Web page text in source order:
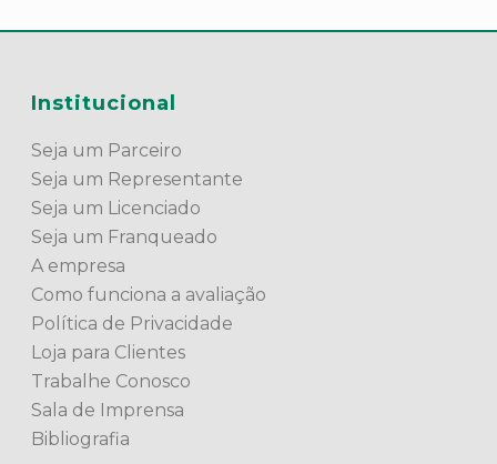
Institucional
Seja um Parceiro
Seja um Representante
Seja um Licenciado
Seja um Franqueado
A empresa
Como funciona a avaliação
Política de Privacidade
Loja para Clientes
Trabalhe Conosco
Sala de Imprensa
Bibliografia